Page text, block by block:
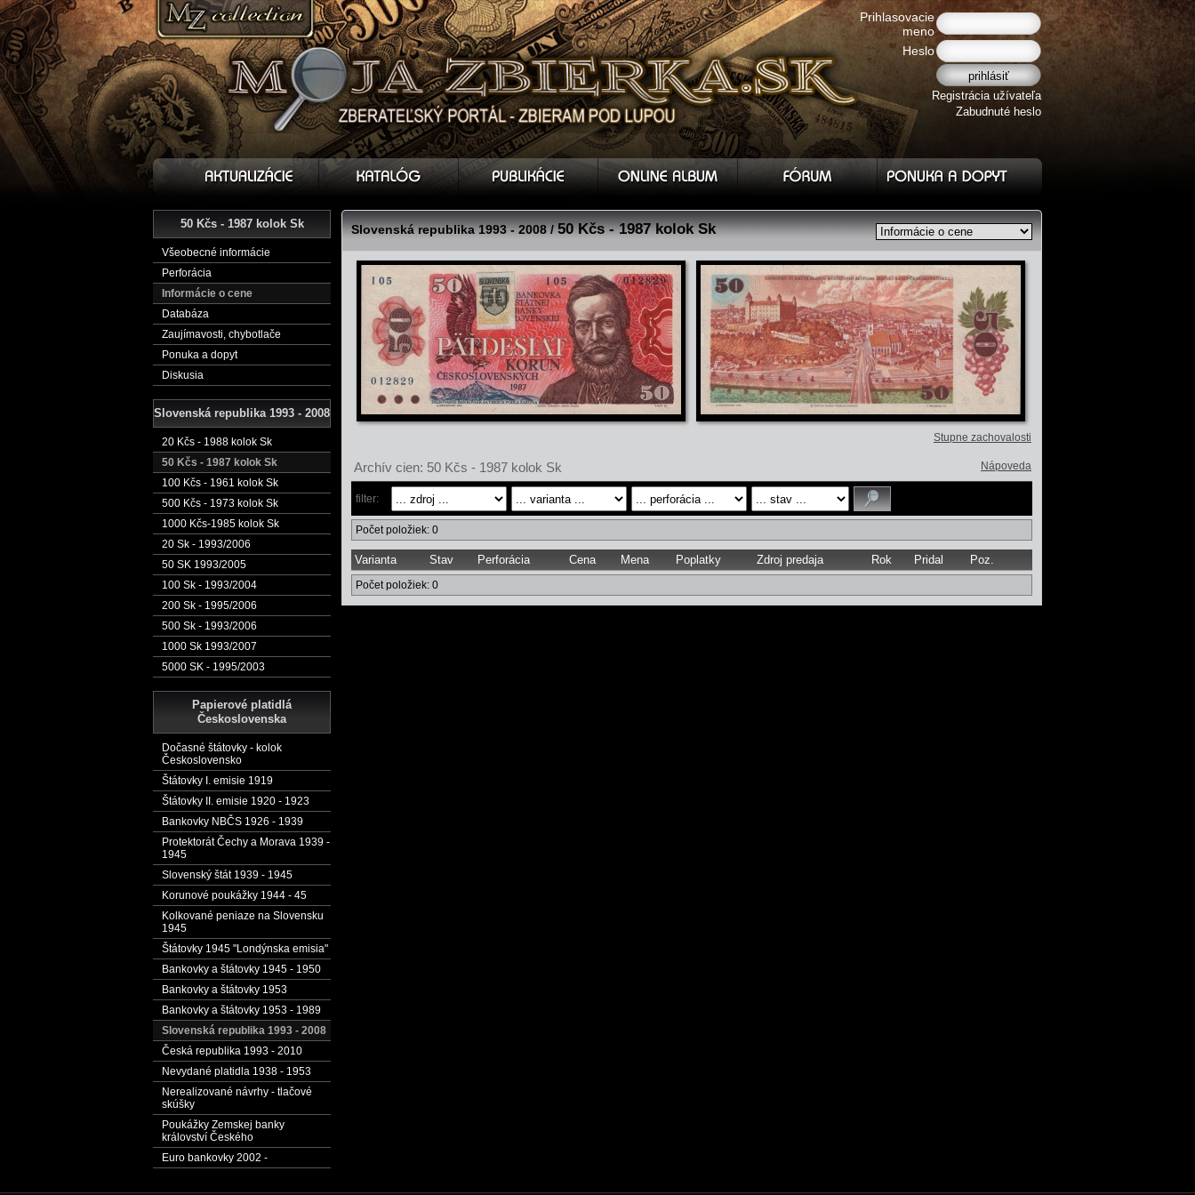
Prihlasovacie
meno
Heslo
Registrácia užívateľa
Zabudnuté heslo
50 Kčs - 1987 kolok Sk
Všeobecné informácie
Perforácia
Informácie o cene
Databáza
Zaujímavosti, chybotlače
Ponuka a dopyt
Diskusia
Slovenská republika 1993 - 2008
20 Kčs - 1988 kolok Sk
50 Kčs - 1987 kolok Sk
100 Kčs - 1961 kolok Sk
500 Kčs - 1973 kolok Sk
1000 Kčs-1985 kolok Sk
20 Sk - 1993/2006
50 SK 1993/2005
100 Sk - 1993/2004
200 Sk - 1995/2006
500 Sk - 1993/2006
1000 Sk 1993/2007
5000 SK - 1995/2003
Papierové platidlá
Československa
Dočasné štátovky - kolok
Československo
Štátovky I. emisie 1919
Štátovky II. emisie 1920 - 1923
Bankovky NBČS 1926 - 1939
Protektorát Čechy a Morava 1939 -
1945
Slovenský štát 1939 - 1945
Korunové poukážky 1944 - 45
Kolkované peniaze na Slovensku
1945
Štátovky 1945 "Londýnska emisia"
Bankovky a štátovky 1945 - 1950
Bankovky a štátovky 1953
Bankovky a štátovky 1953 - 1989
Slovenská republika 1993 - 2008
Česká republika 1993 - 2010
Nevydané platidla 1938 - 1953
Nerealizované návrhy - tlačové
skúšky
Poukážky Zemskej banky
království Českého
Euro bankovky 2002 -
Slovenská republika 1993 - 2008 /50 Kčs - 1987 kolok Sk
Stupne zachovalosti
Archív cien: 50 Kčs - 1987 kolok Sk Nápoveda
filter:
Počet položiek: 0
Varianta Stav Perforácia Cena Mena Poplatky Zdroj predaja Rok Pridal Poz.
Počet položiek: 0